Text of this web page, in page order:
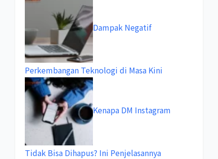
Dampak Negatif
Perkembangan Teknologi di Masa Kini
Kenapa DM Instagram
Tidak Bisa Dihapus? Ini Penjelasannya